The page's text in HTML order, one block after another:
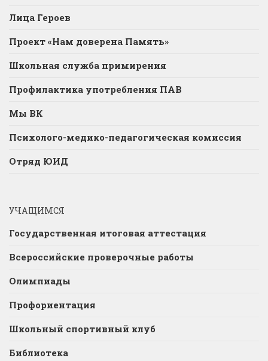
Лица Героев
Проект «Нам доверена Память»
Школьная служба примирения
Профилактика употребления ПАВ
Мы ВК
Психолого-медико-педагогическая комиссия
Отряд ЮИД
УЧАЩИМСЯ
Государственная итоговая аттестация
Всероссийские проверочные работы
Олимпиады
Профориентация
Школьный спортивный клуб
Библиотека